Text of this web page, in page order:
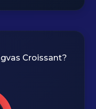
Croissant?